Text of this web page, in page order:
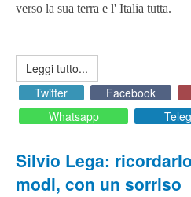
verso la sua terra e l' Italia tutta.
Leggi tutto...
Twitter
Facebook
Whatsapp
Silvio Lega:
modi, con un sorriso